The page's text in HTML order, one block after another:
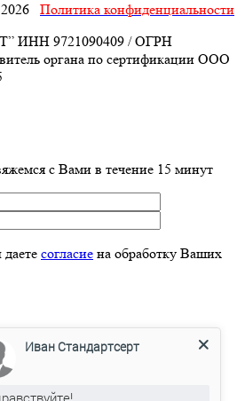
Политика конфиденциальности
ИНН 9721090409 / ОГРН
органа по сертификации ООО
с Вами в течение 15 минут
согласие на обработку Ваших
с Вами в течение 15 минут
Иван Стандартсерт